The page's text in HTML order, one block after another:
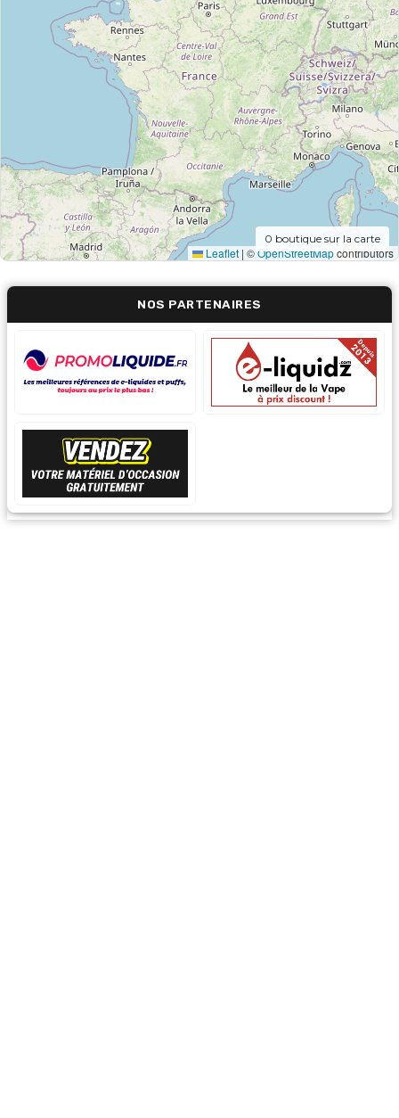
Leaflet | ©OpenStreetMapcontributors
0 boutique sur la carte
NOS PARTENAIRES